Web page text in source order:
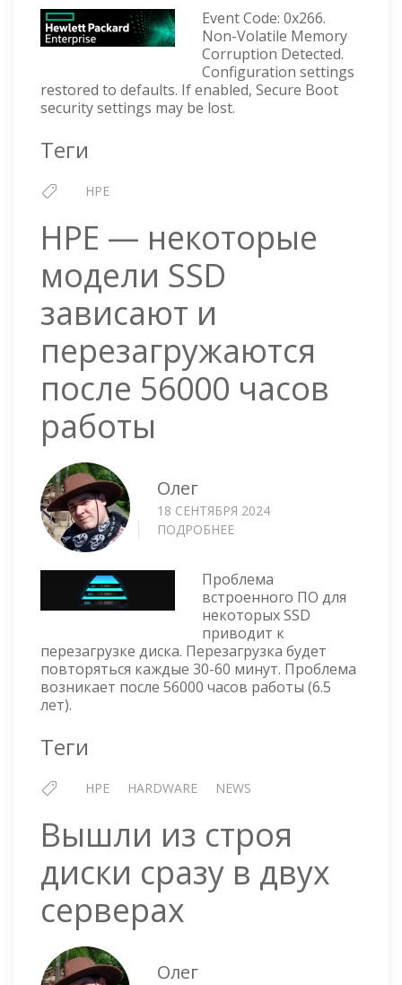
NON-
VOLATILE
MEMORY
CORRUPTION
DETECTED
Event Code: 0x266.
Non-Volatile Memory
Corruption Detected.
Configuration settings
restored to defaults. If enabled, Secure Boot
security settings may be lost.
Теги
HPE
HPE — некоторые
модели SSD
зависают и
перезагружаются
после 56000 часов
работы
Олег
18 СЕНТЯБРЯ 2024
ПОДРОБНЕЕ
НЕКОТОРЫЕ
МОДЕЛИ
SSD
ЗАВИСАЮТ
И
ПЕРЕЗАГРУЖАЮТСЯ
ПОСЛЕ
Проблема
встроенного ПО для
некоторых SSD
приводит к
перезагрузке диска. Перезагрузка будет
повторяться каждые 30-60 минут. Проблема
возникает после 56000 часов работы (6.5
лет).
Теги
HPE HARDWARE NEWS
Вышли из строя
диски сразу в двух
серверах
Олег